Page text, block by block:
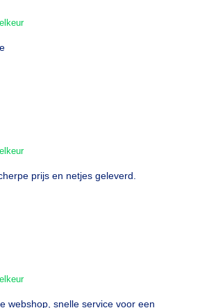
prijs en netjes geleverd.
webshop, snelle service voor een